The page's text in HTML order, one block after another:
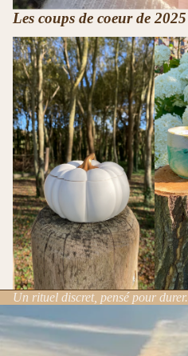
Les coups de coeur de 2025
Un rituel discret, pensé pour durer.